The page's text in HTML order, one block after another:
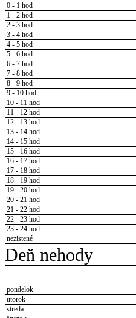
0 - 1 hod
1 - 2 hod
2 - 3 hod
3 - 4 hod
4 - 5 hod
5 - 6 hod
6 - 7 hod
7 - 8 hod
8 - 9 hod
9 - 10 hod
10 - 11 hod
11 - 12 hod
12 - 13 hod
13 - 14 hod
14 - 15 hod
15 - 16 hod
16 - 17 hod
17 - 18 hod
18 - 19 hod
19 - 20 hod
20 - 21 hod
21 - 22 hod
22 - 23 hod
23 - 24 hod
nezistené
Deň nehody
pondelok
utorok
streda